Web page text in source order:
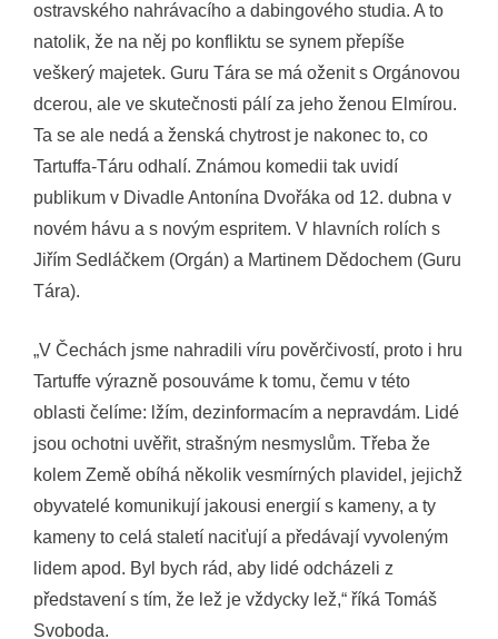
ostravského nahrávacího a dabingového studia. A to
natolik, že na něj po konfliktu se synem přepíše
veškerý majetek. Guru Tára se má oženit s Orgánovou
dcerou, ale ve skutečnosti pálí za jeho ženou Elmírou.
Ta se ale nedá a ženská chytrost je nakonec to, co
Tartuffa-Táru odhalí. Známou komedii tak uvidí
publikum v Divadle Antonína Dvořáka od 12. dubna v
novém hávu a s novým espritem. V hlavních rolích s
Jiřím Sedláčkem (Orgán) a Martinem Dědochem (Guru
Tára).
„V Čechách jsme nahradili víru pověrčivostí, proto i hru
Tartuffe výrazně posouváme k tomu, čemu v této
oblasti čelíme: lžím, dezinformacím a nepravdám. Lidé
jsou ochotni uvěřit, strašným nesmyslům. Třeba že
kolem Země obíhá několik vesmírných plavidel, jejichž
obyvatelé komunikují jakousi energií s kameny, a ty
kameny to celá staletí naciťují a předávají vyvoleným
lidem apod. Byl bych rád, aby lidé odcházeli z
představení s tím, že lež je vždycky lež,“ říká Tomáš
Svoboda.